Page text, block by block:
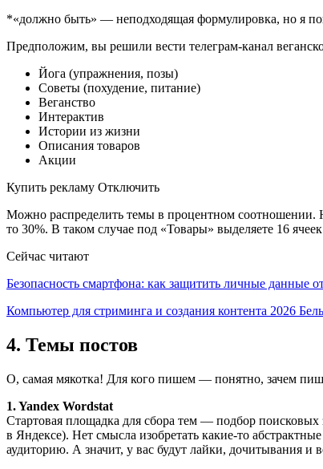
*«должно быть» — неподходящая формулировка, но я
Предположим, вы решили вести телеграм-канал
Йога (упражнения, позы)
Советы (похудение, питание)
Веганство
Интерактив
Истории из жизни
Описания товаров
Акции
Купить рекламу Отключить
Можно распределить темы в процентном соотношении.
то 30%. В таком случае под «Товары» выделяете 16
Сейчас читают
Безопасность смартфона: как защитить личные данные
Компьютер для стриминга и создания контента 2026
4. Темы постов
О, самая мякотка! Для кого пишем — понятно, зачем
1. Yandex Wordstat
Стартовая площадка для сбора тем — подбор
в Яндексе). Нет смысла изобретать какие-то
аудиторию. А значит, у вас будут лайки, дочитывания